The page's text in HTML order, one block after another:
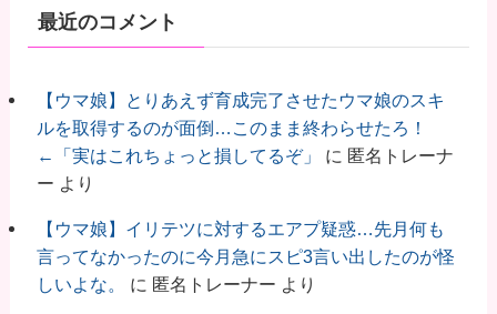
最近のコメント
【ウマ娘】とりあえず育成完了させたウマ娘のスキ
ルを取得するのが面倒…このまま終わらせたろ！
←「実はこれちょっと損してるぞ」
に 匿名トレーナ
ー より
【ウマ娘】イリテツに対するエアプ疑惑…先月何も
言ってなかったのに今月急にスピ3言い出したのが怪
しいよな。
に 匿名トレーナー より